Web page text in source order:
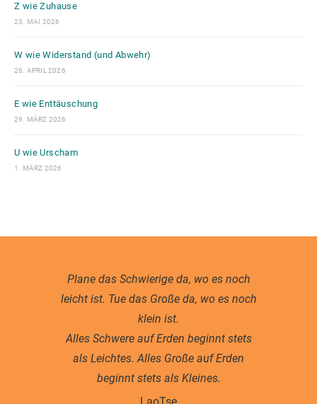
Z wie Zuhause
23. MAI 2026
W wie Widerstand (und Abwehr)
26. APRIL 2026
E wie Enttäuschung
29. MÄRZ 2026
U wie Urscham
1. MÄRZ 2026
Plane das Schwierige da, wo es noch
leicht ist. Tue das Große da, wo es noch
klein ist.
Alles Schwere auf Erden beginnt stets
als Leichtes. Alles Große auf Erden
beginnt stets als Kleines.